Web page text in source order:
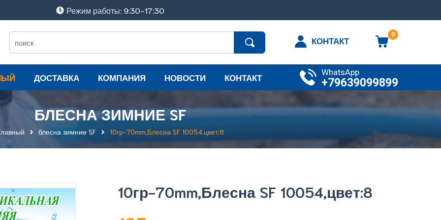
Режим работы: 9:30-17:30
0
КОНТАКТ
ДОСТАВКА КОМПАНИЯ НОВОСТИ КОНТАКТ WhatsApp
+79639099899
БЛЕСНА ЗИМНИЕ SF
блесна зимние SF 10гр-70mm,Блесна SF 10054,цвет:8
10гр-70mm,Блесна SF 10054,цвет:8